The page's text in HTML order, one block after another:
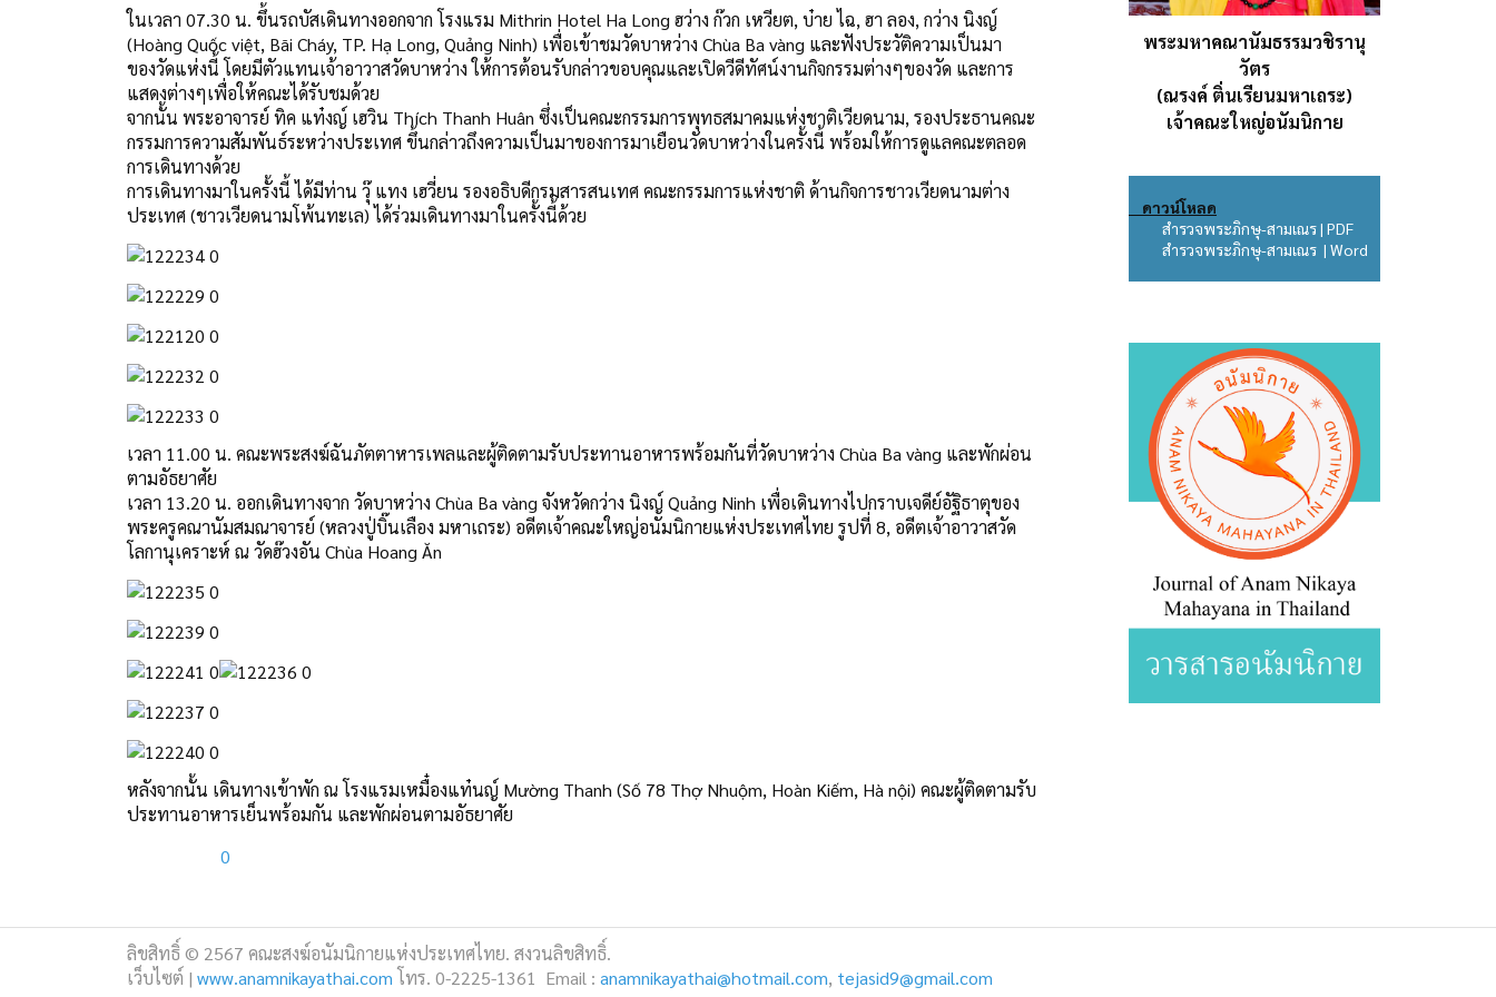
ในเวลา 07.30 น. ขึ้นรถบัสเดินทางออกจาก โรงแรม Mithrin Hotel Ha Long ฮว่าง ก๊วก เหวียต, บ๋าย ไฉ, ฮา ลอง, กว่าง นิงญ์
(Hoàng Quốc việt, Bãi Cháy, TP. Hạ Long, Quảng Ninh) เพื่อเข้าชมวัดบาหว่าง Chùa Ba vàng และฟังประวัติความเป็นมา
ของวัดแห่งนี้ โดยมีตัวแทนเจ้าอาวาสวัดบาหว่าง ให้การต้อนรับกล่าวขอบคุณและเปิดวีดีทัศน์งานกิจกรรมต่างๆของวัด และการ
แสดงต่างๆเพื่อให้คณะได้รับชมด้วย
จากนั้น พระอาจารย์ ทิค แท๋งญ์ เฮวิน Thích Thanh Huân ซึ่งเป็นคณะกรรมการพุทธสมาคมแห่งชาติเวียดนาม, รองประธานคณะ
กรรมการความสัมพันธ์ระหว่างประเทศ ขึ้นกล่าวถึงความเป็นมาของการมาเยือนวัดบาหว่างในครั้งนี้ พร้อมให้การดูแลคณะตลอด
การเดินทางด้วย
การเดินทางมาในครั้งนี้ ได้มีท่าน วุ๊ แทง เฮวี่ยน รองอธิบดีกรมสารสนเทศ คณะกรรมการแห่งชาติ ด้านกิจการชาวเวียดนามต่าง
ประเทศ (ชาวเวียดนามโพ้นทะเล) ได้ร่วมเดินทางมาในครั้งนี้ด้วย
เวลา 11.00 น. คณะพระสงฆ์ฉันภัตตาหารเพลและผู้ติดตามรับประทานอาหารพร้อมกันที่วัดบาหว่าง Chùa Ba vàng และพักผ่อน
ตามอัธยาศัย
เวลา 13.20 น. ออกเดินทางจาก วัดบาหว่าง Chùa Ba vàng จังหวัดกว่าง นิงญ์ Quảng Ninh เพื่อเดินทางไปกราบเจดีย์อัฐิธาตุของ
พระครูคณานัมสมณาจารย์ (หลวงปู่บิ๊นเลือง มหาเถระ) อดีตเจ้าคณะใหญ่อนัมนิกายแห่งประเทศไทย รูปที่ 8, อดีตเจ้าอาวาสวัด
โลกานุเคราะห์ ณ วัดฮ๊วงอัน Chùa Hoang Ăn
หลังจากนั้น เดินทางเข้าพัก ณ โรงแรมเหมื๋องแท๋นญ์ Mường Thanh (Số 78 Thợ Nhuộm, Hoàn Kiếm, Hà nội) คณะผู้ติดตามรับ
ประทานอาหารเย็นพร้อมกัน และพักผ่อนตามอัธยาศัย
0
พระมหาคณานัมธรรมวชิรานุ
วัตร
(ณรงค์ ติ่นเรียนมหาเถระ)
เจ้าคณะใหญ่อนัมนิกาย
ดาวน์โหลด
สำรวจพระภิกษุ-สามเณร | PDF
สำรวจพระภิกษุ-สามเณร | Word
ลิขสิทธิ์ © 2567 คณะสงฆ์อนัมนิกายแห่งประเทศไทย. สงวนลิขสิทธิ์.
เว็บไซต์ | www.anamnikayathai.com โทร. 0-2225-1361 Email : anamnikayathai@hotmail.com, tejasid9@gmail.com